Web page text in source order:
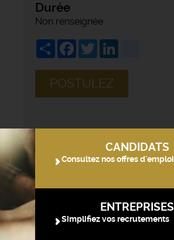
Durée
Non renseignée
ShareFacebook
Twitter
POSTULEZ
CANDIDATS
Consultez nos offres d'emploi
ENTREPRISES
Simplifiez vos recrutements